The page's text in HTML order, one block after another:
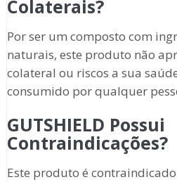
Colaterais?
Por ser um composto com
naturais, este produto não
colateral ou riscos a sua
consumido por qualquer
GUTSHIELD Possui
Contraindicações?
Este produto é